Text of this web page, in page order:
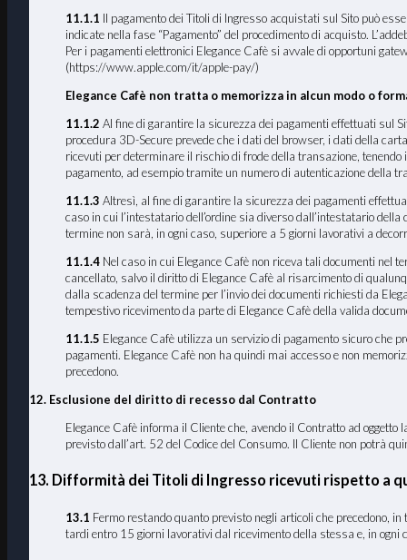
11.1.1 Il pagamento dei Titoli di Ingresso acquistati sul Sito può
indicate nella fase “Pagamento” del procedimento di acquisto.
Per i pagamenti elettronici Elegance Cafè si avvale di opportuni
(https://www.apple.com/it/apple-pay/)
Elegance Cafè non tratta o memorizza in alcun modo o
11.1.2Al fine di garantire la sicurezza dei pagamenti effettuati sul
procedura 3D-Secure prevede che i dati del browser, i dati della
ricevuti per determinare il rischio di frode della transazione,
pagamento, ad esempio tramite un numero di autenticazione della
11.1.3 Altresì, al fine di garantire la sicurezza dei pagamenti
caso in cui l’intestatario dell’ordine sia diverso dall’intestatario
termine non sarà, in ogni caso, superiore a 5 giorni lavorativi a
11.1.4 Nel caso in cui Elegance Cafè non riceva tali documenti nel
cancellato, salvo il diritto di Elegance Cafè al risarcimento di
dalla scadenza del termine per l’invio dei documenti richiesti da
tempestivo ricevimento da parte di Elegance Cafè della valida
11.1.5 Elegance Cafè utilizza un servizio di pagamento sicuro che
pagamenti. Elegance Cafè non ha quindi mai accesso e non
precedono.
12. Esclusione del diritto di recesso dal Contratto
Elegance Cafè informa il Cliente che, avendo il Contratto ad
previsto dall’art. 52 del Codice del Consumo. Il Cliente non potrà
13. Difformità dei Titoli di Ingresso ricevuti rispetto a
13.1 Fermo restando quanto previsto negli articoli che precedono,
tardi entro 15 giorni lavorativi dal ricevimento della stessa e, in ogni